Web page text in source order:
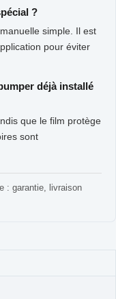
?
simple. Il est
pour éviter
déjà installé
que le film protège
sont
: garantie, livraison